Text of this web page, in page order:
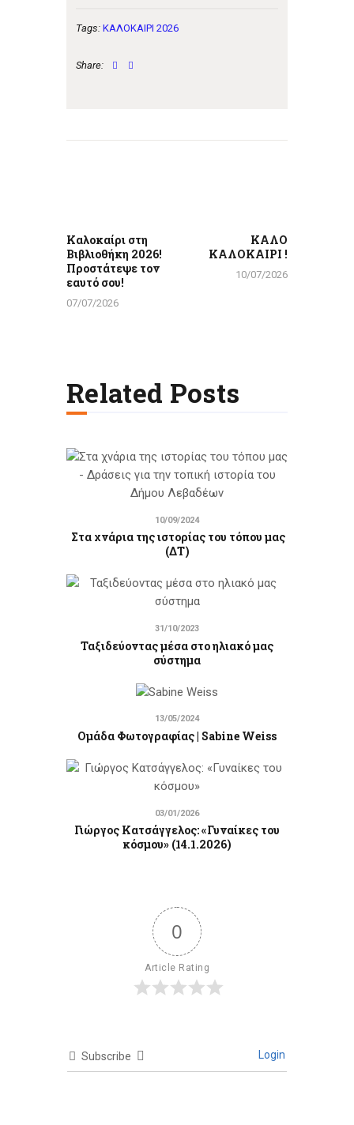
Tags: ΚΑΛΟΚΑΙΡΙ 2026
Share:
Καλοκαίρι στη
Βιβλιοθήκη 2026!
Προστάτεψε τον
εαυτό σου!
07/07/2026
ΚΑΛΟ
ΚΑΛΟΚΑΙΡΙ !
10/07/2026
Related Posts
10/09/2024
Στα χνάρια της ιστορίας του τόπου μας
(ΔΤ)
31/10/2023
Ταξιδεύοντας μέσα στο ηλιακό μας
σύστημα
13/05/2024
Ομάδα Φωτογραφίας | Sabine Weiss
03/01/2026
Γιώργος Κατσάγγελος: «Γυναίκες του
κόσμου» (14.1.2026)
0
Article Rating
Subscribe Login